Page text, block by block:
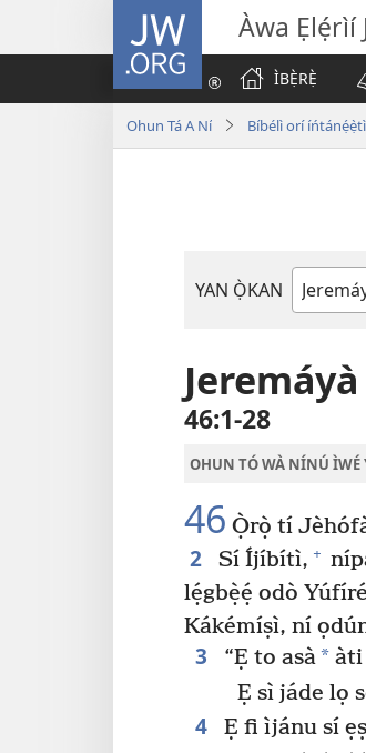
JW.ORG Àwa Ẹlẹ́rìí
ÌBẸ̀RẸ̀
Ohun Tá A Ní Bíbélì orí íńtánẹ́ẹ̀tì
YAN Ọ̀KAN
Ìwé
Jeremáyà
46:1-28
OHUN TÓ WÀ NÍNÚ ÌWÉ
46 Ọ̀rọ̀ tí
2 Sí Íjíbítì, +
lẹ́gbẹ̀ẹ́ odò
Kákémíṣì, ní
3 “Ẹ to asà*àti
Ẹ sì jáde lọ
4
Ẹ fi ìjánu sí